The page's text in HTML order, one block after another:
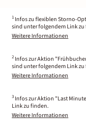
1 Infos zu flexiblen Storno-
sind unter folgendem Link
Weitere Informationen
2 Infos zur Aktion
sind unter folgendem Link
Weitere Informationen
3 Infos zur Aktion "Last
Link zu finden.
Weitere Informationen